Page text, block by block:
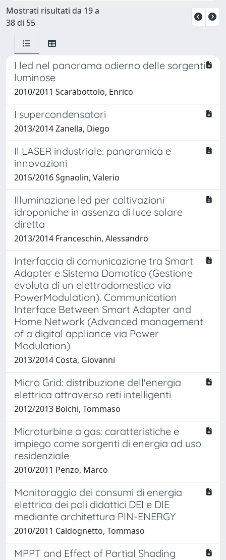
Mostrati risultati da 19 a
38 di 55
I led nel panorama odierno delle sorgenti
luminose
2010/2011 Scarabottolo, Enrico
I supercondensatori
2013/2014 Zanella, Diego
Il LASER industriale: panoramica e
innovazioni
2015/2016 Sgnaolin, Valerio
Illuminazione led per coltivazioni
idroponiche in assenza di luce solare
diretta
2013/2014 Franceschin, Alessandro
Interfaccia di comunicazione tra Smart
Adapter e Sistema Domotico (Gestione
evoluta di un elettrodomestico via
PowerModulation). Communication
Interface Between Smart Adapter and
Home Network (Advanced management
of a digital appliance via Power
Modulation)
2013/2014 Costa, Giovanni
Micro Grid: distribuzione dell'energia
elettrica attraverso reti intelligenti
2012/2013 Bolchi, Tommaso
Microturbine a gas: caratteristiche e
impiego come sorgenti di energia ad uso
residenziale
2010/2011 Penzo, Marco
Monitoraggio dei consumi di energia
elettrica dei poli didattici DEI e DIE
mediante architettura PIN-ENERGY
2010/2011 Caldognetto, Tommaso
MPPT and Effect of Partial Shading